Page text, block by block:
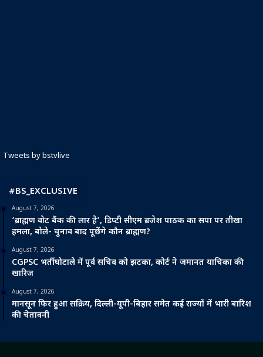
Tweets by bstvlive
#BS_EXCLUSIVE
August 7, 2026
‘ब्राह्मण वोट बैंक की लार है’, डिप्टी सीएम ब्रजेश पाठक का सपा पर तीखा
हमला, बोले- चुनाव बाद पूछेंगे कौन ब्राह्मण?
August 7, 2026
CGPSC भर्ती घोटाले में पूर्व सचिव को झटका, कोर्ट ने जमानत याचिका की
खारिज
August 7, 2026
मानसून फिर हुआ सक्रिय, दिल्ली-यूपी-बिहार समेत कई राज्यों में भारी बारिश
की चेतावनी